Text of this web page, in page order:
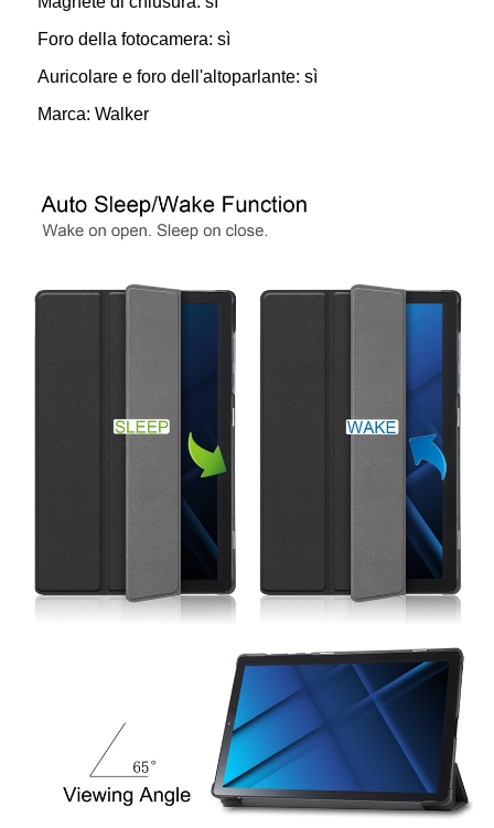
Foro della fotocamera: sì
Auricolare e foro dell'altoparlante: sì
Marca: Walker